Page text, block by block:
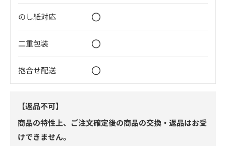
のし紙対応 〇
二重包装 〇
抱合せ配送 〇
【返品不可】
商品の特性上、ご注文確定後の商品の交換・返品はお受
けできません。